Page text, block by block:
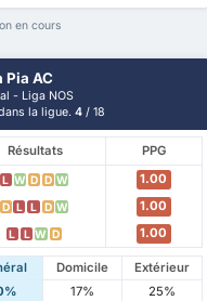
en cours
Pia AC
- Liga NOS
la ligue.4 / 18
Résultats
PPG
L W D D W
1.00
D L L D W
1.00
L L W D 1.00
Domicile
Extérieur
17%
25%